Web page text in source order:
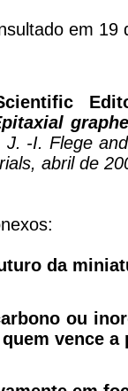
em
J. -I. Flege
abril de
da
ou
vence a